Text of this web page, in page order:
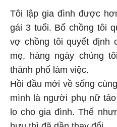
Tôi lập gia đình được
gái 3 tuổi. Bố chồng tôi
vợ chồng tôi quyết định
mẹ, hàng ngày chúng
thành phố làm việc.
Hồi đầu mới về sống
mình là người phụ nữ
lo cho gia đình. Thế